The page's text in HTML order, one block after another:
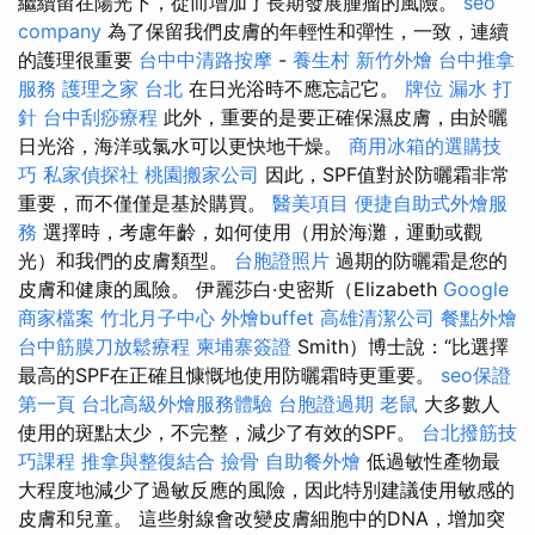
company 為了保留我們皮膚的年輕性和彈性，一致，連續
的護理很重要 台中中清路按摩 - 養生村 新竹外燴 台中推拿
服務 護理之家 台北 在日光浴時不應忘記它。 牌位 漏水 打
針 台中刮痧療程 此外，重要的是要正確保濕皮膚，由於曬
日光浴，海洋或氯水可以更快地干燥。 商用冰箱的選購技
巧 私家偵探社 桃園搬家公司 因此，SPF值對於防曬霜非常
重要，而不僅僅是基於購買。 醫美項目 便捷自助式外燴服
務 選擇時，考慮年齡，如何使用（用於海灘，運動或觀
光）和我們的皮膚類型。 台胞證照片 過期的防曬霜是您的
皮膚和健康的風險。 伊麗莎白·史密斯（Elizabeth Google
商家檔案 竹北月子中心 外燴buffet 高雄清潔公司 餐點外燴
台中筋膜刀放鬆療程 柬埔寨簽證 Smith）博士說：“比選擇
最高的SPF在正確且慷慨地使用防曬霜時更重要。 seo保證
第一頁 台北高級外燴服務體驗 台胞證過期 老鼠 大多數人
使用的斑點太少，不完整，減少了有效的SPF。 台北撥筋技
巧課程 推拿與整復結合 撿骨 自助餐外燴 低過敏性產物最
大程度地減少了過敏反應的風險，因此特別建議使用敏感的
皮膚和兒童。 這些射線會改變皮膚細胞中的DNA，增加突